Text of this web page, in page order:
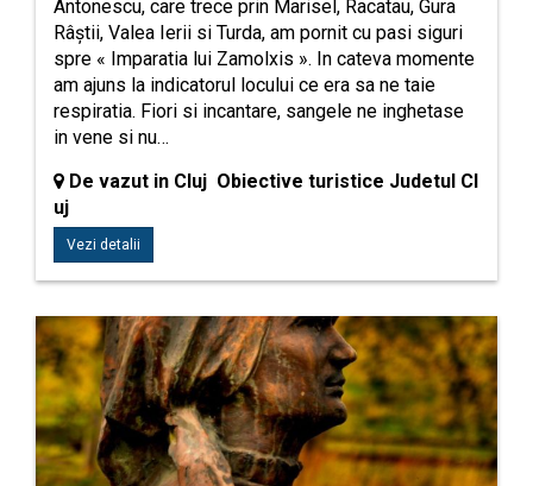
Antonescu, care trece prin Marisel, Racatau, Gura
Râștii, Valea Ierii si Turda, am pornit cu pasi siguri
spre « Imparatia lui Zamolxis ». In cateva momente
am ajuns la indicatorul locului ce era sa ne taie
respiratia. Fiori si incantare, sangele ne inghetase
in vene si nu…
De vazut in Cluj Obiective turistice Judetul Cl
uj
Vezi detalii